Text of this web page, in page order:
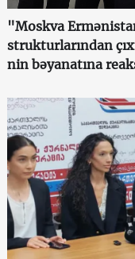
"Moskva
strukturlarından
nin bəyanatına